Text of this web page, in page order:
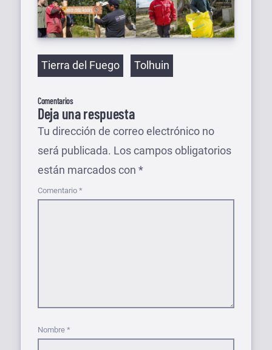
Etiquetas
Tierra del Fuego Tolhuin
Comentarios
Deja una respuesta
Tu dirección de correo electrónico no
será publicada. Los campos obligatorios
están marcados con *
Comentario *
Nombre *